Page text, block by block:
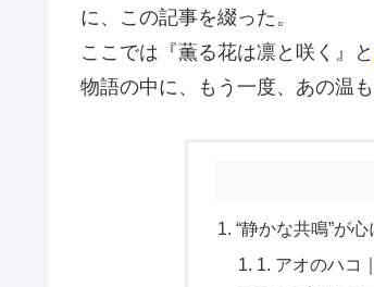
に、この記事を綴った。
ここでは『薫る花は凛と咲く』と
物語の中に、もう一度、あの温
“静かな共鳴”が
1. アオのハコ